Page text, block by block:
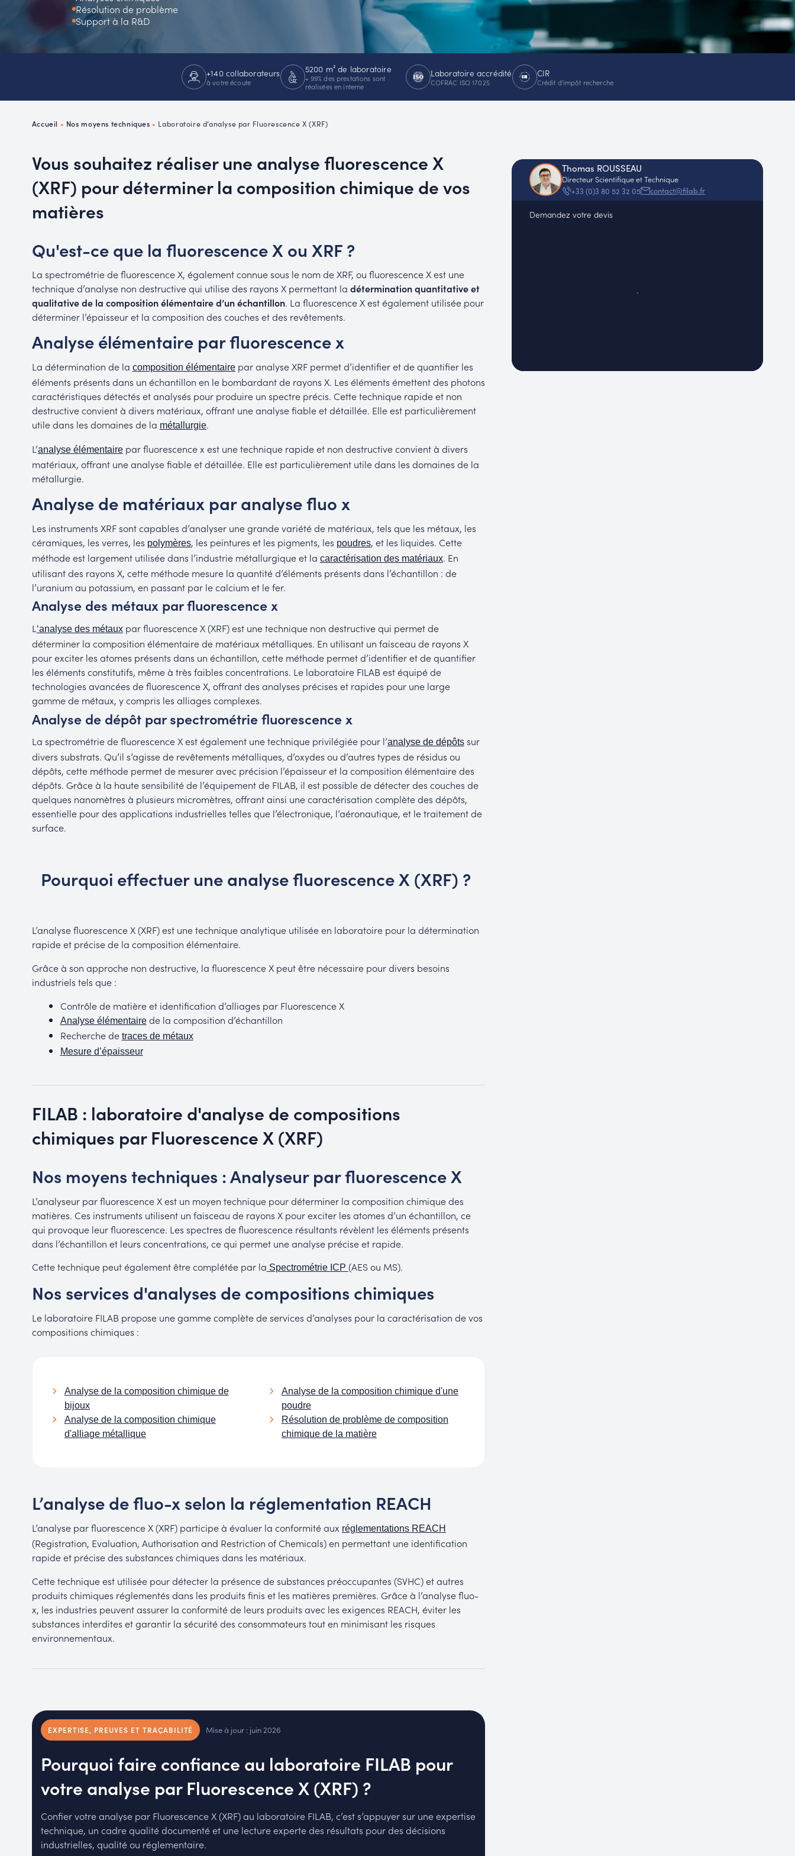
Résolution de problème
Support à la R&D
+140 collaborateurs
à votre écoute
5200 m² de laboratoire
+ 99% des prestations sont
réalisées en interne
Laboratoire accrédité
COFRAC ISO 17025
CIR
Crédit d'impôt recherche
Accueil • Nos moyens techniques • Laboratoire d’analyse par Fluorescence X (XRF)
Vous souhaitez réaliser une analyse fluorescence X
(XRF) pour déterminer la composition chimique de vos
matières
Qu'est-ce que la fluorescence X ou XRF ?
La spectrométrie de fluorescence X, également connue sous le nom de XRF, ou fluorescence X est une
technique d’analyse non destructive qui utilise des rayons X permettant la détermination quantitative et
qualitative de la composition élémentaire d’un échantillon. La fluorescence X est également utilisée pour
déterminer l’épaisseur et la composition des couches et des revêtements.
Analyse élémentaire par fluorescence x
La détermination de la composition élémentairepar analyse XRF permet d’identifier et de quantifier les
éléments présents dans un échantillon en le bombardant de rayons X. Les éléments émettent des photons
caractéristiques détectés et analysés pour produire un spectre précis. Cette technique rapide et non
destructive convient à divers matériaux, offrant une analyse fiable et détaillée. Elle est particulièrement
utile dans les domaines de la métallurgie.
L’analyse élémentairepar fluorescence x est une technique rapide et non destructive convient à divers
matériaux, offrant une analyse fiable et détaillée. Elle est particulièrement utile dans les domaines de la
métallurgie.
Analyse de matériaux par analyse fluo x
Les instruments XRF sont capables d’analyser une grande variété de matériaux, tels que les métaux, les
céramiques, les verres, les polymères, les peintures et les pigments, les poudres, et les liquides. Cette
méthode est largement utilisée dans l’industrie métallurgique et la caractérisation des matériaux. En
utilisant des rayons X, cette méthode mesure la quantité d’éléments présents dans l’échantillon : de
l’uranium au potassium, en passant par le calcium et le fer.
Analyse des métaux par fluorescence x
L ‘analyse des métauxpar fluorescence X (XRF) est une technique non destructive qui permet de
déterminer la composition élémentaire de matériaux métalliques. En utilisant un faisceau de rayons X
pour exciter les atomes présents dans un échantillon, cette méthode permet d’identifier et de quantifier
les éléments constitutifs, même à très faibles concentrations. Le laboratoire FILAB est équipé de
technologies avancées de fluorescence X, offrant des analyses précises et rapides pour une large
gamme de métaux, y compris les alliages complexes.
Analyse de dépôt par spectrométrie fluorescence x
La spectrométrie de fluorescence X est également une technique privilégiée pour l’analyse de dépôtssur
divers substrats. Qu’il s’agisse de revêtements métalliques, d’oxydes ou d’autres types de résidus ou
dépôts, cette méthode permet de mesurer avec précision l’épaisseur et la composition élémentaire des
dépôts. Grâce à la haute sensibilité de l’équipement de FILAB, il est possible de détecter des couches de
quelques nanomètres à plusieurs micromètres, offrant ainsi une caractérisation complète des dépôts,
essentielle pour des applications industrielles telles que l’électronique, l’aéronautique, et le traitement de
surface.
Pourquoi effectuer une analyse fluorescence X (XRF) ?
L’analyse fluorescence X (XRF) est une technique analytique utilisée en laboratoire pour la détermination
rapide et précise de la composition élémentaire.
Grâce à son approche non destructive, la fluorescence X peut être nécessaire pour divers besoins
industriels tels que :
Contrôle de matière et identification d’alliages par Fluorescence X
Analyse élémentairede la composition d’échantillon
Recherche de traces de métaux
Mesure d’épaisseur
FILAB : laboratoire d'analyse de compositions
chimiques par Fluorescence X (XRF)
Nos moyens techniques : Analyseur par fluorescence X
L’analyseur par fluorescence X est un moyen technique pour déterminer la composition chimique des
matières. Ces instruments utilisent un faisceau de rayons X pour exciter les atomes d’un échantillon, ce
qui provoque leur fluorescence. Les spectres de fluorescence résultants révèlent les éléments présents
dans l’échantillon et leurs concentrations, ce qui permet une analyse précise et rapide.
Cette technique peut également être complétée par la Spectrométrie ICP (AES ou MS).
Nos services d'analyses de compositions chimiques
Le laboratoire FILAB propose une gamme complète de services d’analyses pour la caractérisation de vos
compositions chimiques :
Analyse de la composition chimique de
bijoux
Analyse de la composition chimique
d'alliage métallique
Analyse de la composition chimique d'une
poudre
Résolution de problème de composition
chimique de la matière
L’analyse de fluo-x selon la réglementation REACH
L’analyse par fluorescence X (XRF) participe à évaluer la conformité aux réglementations REACH
(Registration, Evaluation, Authorisation and Restriction of Chemicals) en permettant une identification
rapide et précise des substances chimiques dans les matériaux.
Cette technique est utilisée pour détecter la présence de substances préoccupantes (SVHC) et autres
produits chimiques réglementés dans les produits finis et les matières premières. Grâce à l’analyse fluo-
x, les industries peuvent assurer la conformité de leurs produits avec les exigences REACH, éviter les
substances interdites et garantir la sécurité des consommateurs tout en minimisant les risques
environnementaux.
EXPERTISE, PREUVES ET TRAÇABILITÉ Mise à jour : juin 2026
Pourquoi faire confiance au laboratoire FILAB pour
votre analyse par Fluorescence X (XRF) ?
Confier votre analyse par Fluorescence X (XRF) au laboratoire FILAB, c’est s’appuyer sur une expertise
technique, un cadre qualité documenté et une lecture experte des résultats pour des décisions
industrielles, qualité ou réglementaire.
Thomas ROUSSEAU
Directeur Scientifique et Technique
+33 (0)3 80 52 32 05
contact@filab.fr
Demandez votre devis